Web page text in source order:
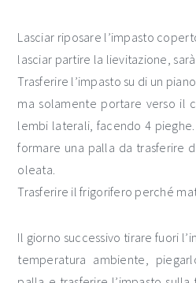
Lasciar riposare l’impasto
lasciar partire la lievitazione,
Trasferire l’impasto su di un
ma solamente portare verso il
lembi laterali, facendo 4
formare una palla da trasferire
oleata.
Trasferire il frigorifero perché
Il giorno successivo tirare fuori
temperatura ambiente,